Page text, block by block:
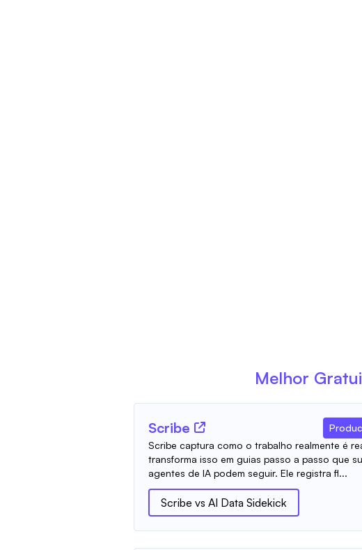
Melhor
Scribe
Scribe captura como o trabalho realmente é
transforma isso em guias passo a passo que
agentes de IA podem seguir. Ele registra fl...
Scribe vs AI Data Sidekick